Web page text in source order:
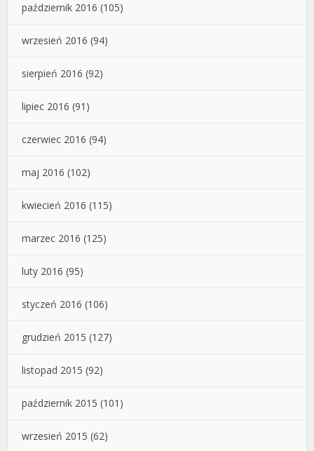
październik 2016 (105)
wrzesień 2016 (94)
sierpień 2016 (92)
lipiec 2016 (91)
czerwiec 2016 (94)
maj 2016 (102)
kwiecień 2016 (115)
marzec 2016 (125)
luty 2016 (95)
styczeń 2016 (106)
grudzień 2015 (127)
listopad 2015 (92)
październik 2015 (101)
wrzesień 2015 (62)